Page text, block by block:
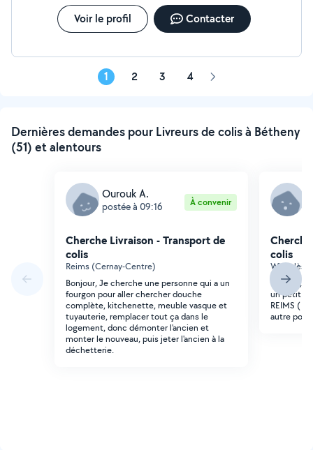
Voir le profil Contacter
1 2 3 4 Page
Dernières demandes pour Livreurs de colis à Bétheny
(51) et alentours
Ourouk A.
postée à 09:16 À convenir
Cherche Livraison - Transport de
colis
Reims (Cernay-Centre)
Bonjour, Je cherche une personne qui a un
fourgon pour aller chercher douche
complète, kitchenette, meuble vasque et
tuyauterie, remplacer tout ça dans le
logement, donc démonter l'ancien et
monter le nouveau, puis jeter l'ancien à la
déchetterie.
colis
Witry-lès-
Bonjour,
un petit
REIMS (
autre pour